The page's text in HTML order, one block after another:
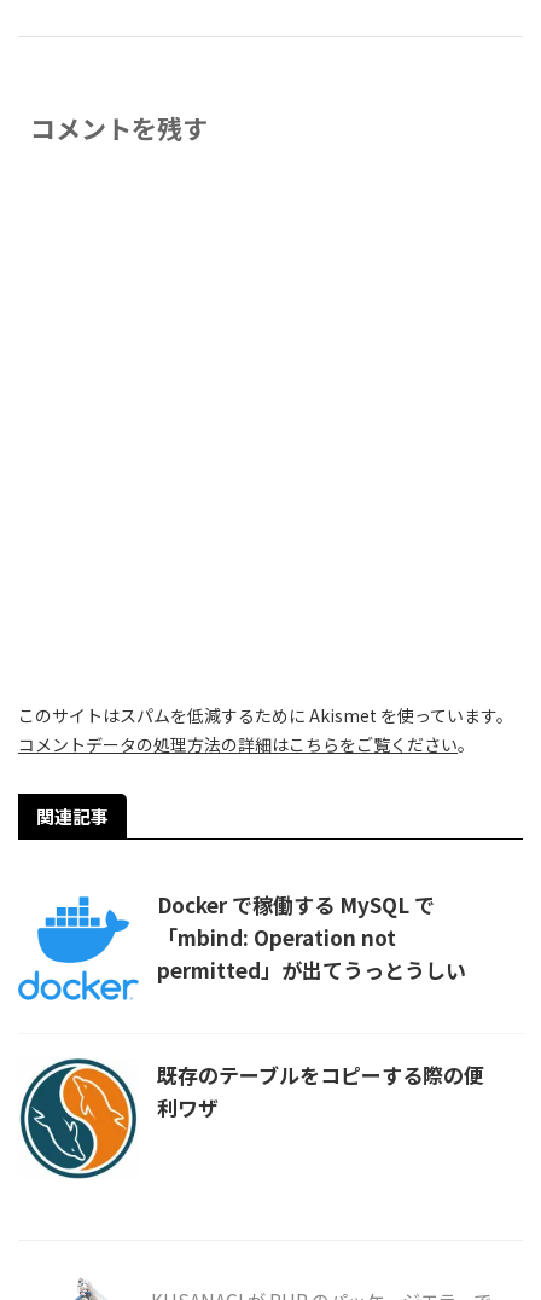
コメントを残す
このサイトはスパムを低減するために Akismet を使っています。
コメントデータの処理方法の詳細はこちらをご覧ください。
関連記事
Docker で稼働する MySQL で
「mbind: Operation not
permitted」が出てうっとうしい
既存のテーブルをコピーする際の便
利ワザ